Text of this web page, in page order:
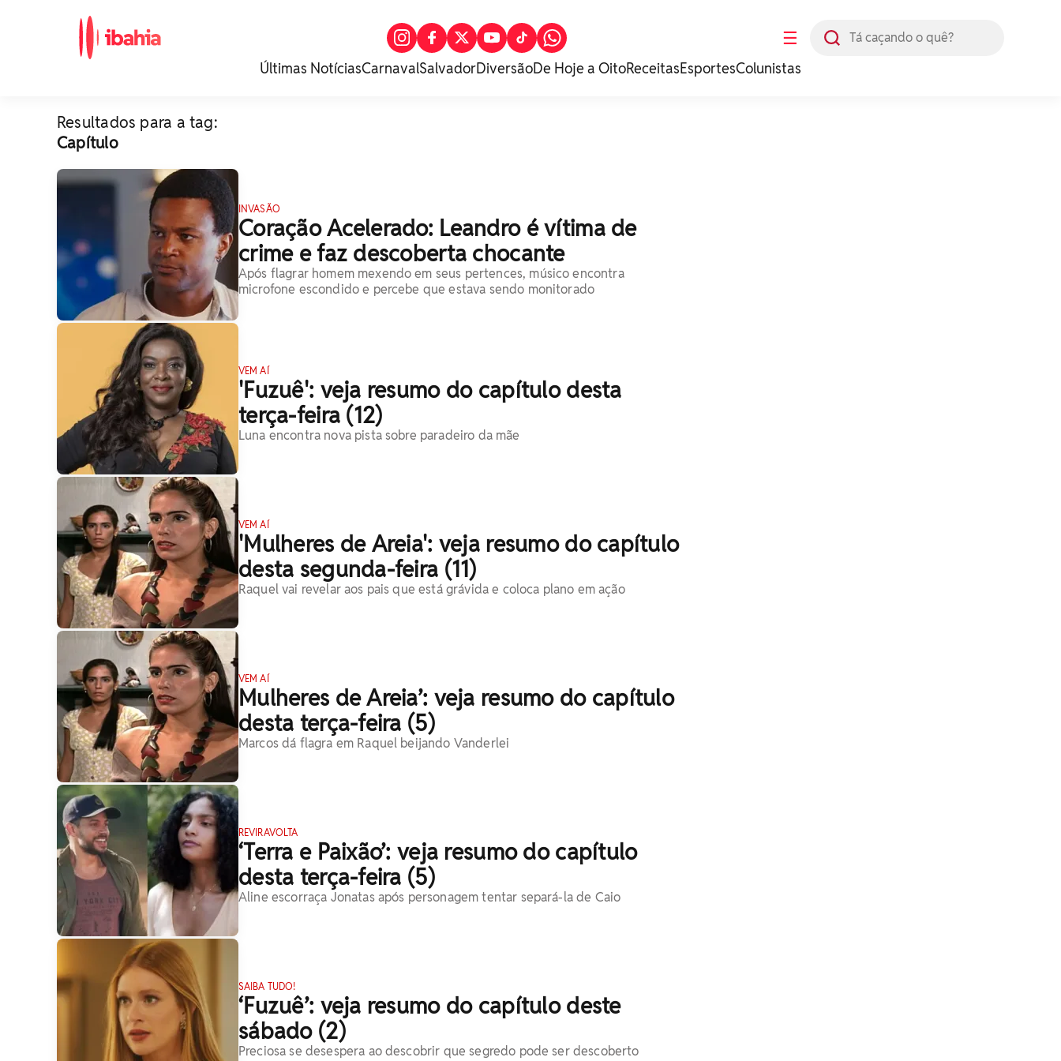
☰
Últimas NotíciasCarnavalSalvadorDiversãoDe Hoje a OitoReceitasEsportesColunistas
Resultados para a tag:
Capítulo
INVASÃO
Coração Acelerado: Leandro é vítima de
crime e faz descoberta chocante
Após flagrar homem mexendo em seus pertences, músico encontra
microfone escondido e percebe que estava sendo monitorado
VEM AÍ
'Fuzuê': veja resumo do capítulo desta
terça-feira (12)
Luna encontra nova pista sobre paradeiro da mãe
VEM AÍ
'Mulheres de Areia': veja resumo do capítulo
desta segunda-feira (11)
Raquel vai revelar aos pais que está grávida e coloca plano em ação
VEM AÍ
Mulheres de Areia’: veja resumo do capítulo
desta terça-feira (5)
Marcos dá flagra em Raquel beijando Vanderlei
REVIRAVOLTA
‘Terra e Paixão’: veja resumo do capítulo
desta terça-feira (5)
Aline escorraça Jonatas após personagem tentar separá-la de Caio
SAIBA TUDO!
‘Fuzuê’: veja resumo do capítulo deste
sábado (2)
Preciosa se desespera ao descobrir que segredo pode ser descoberto